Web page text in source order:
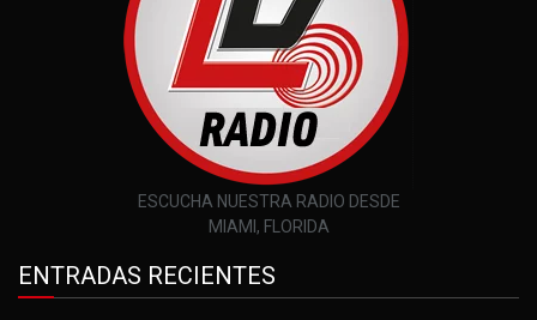
ESCUCHA NUESTRA RADIO DESDE
MIAMI, FLORIDA
ENTRADAS RECIENTES